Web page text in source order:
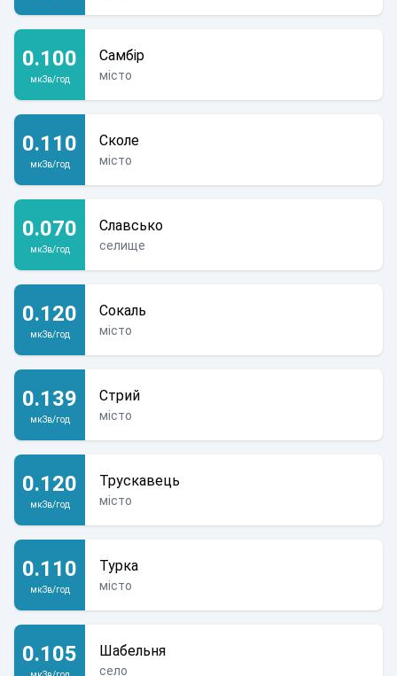
0.100
мкЗв/год
Самбір
місто
0.110
мкЗв/год
Сколе
місто
0.070
мкЗв/год
Славсько
селище
0.120
мкЗв/год
Сокаль
місто
0.139
мкЗв/год
Стрий
місто
0.120
мкЗв/год
Трускавець
місто
0.110
мкЗв/год
Турка
місто
0.105 Шабельня
село